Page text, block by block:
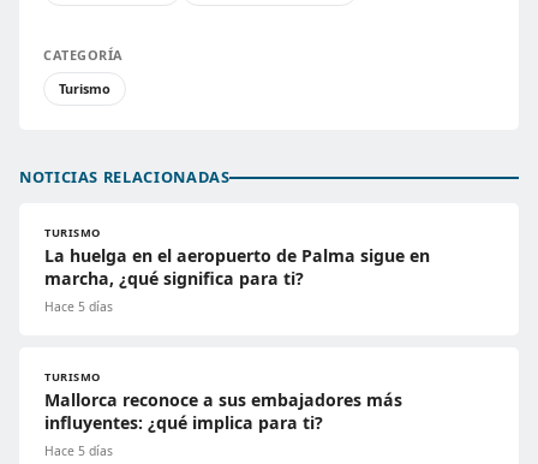
CATEGORÍA
Turismo
NOTICIAS RELACIONADAS
TURISMO
La huelga en el aeropuerto de Palma sigue en
marcha, ¿qué significa para ti?
Hace 5 días
TURISMO
Mallorca reconoce a sus embajadores más
influyentes: ¿qué implica para ti?
Hace 5 días